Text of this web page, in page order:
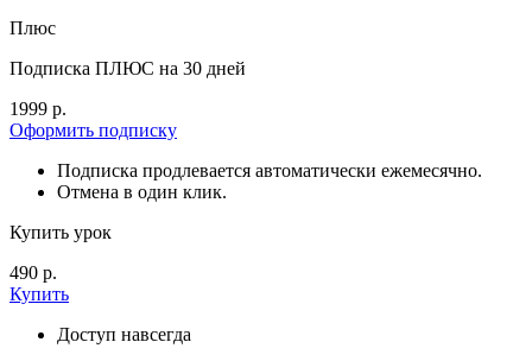
Плюс
Подписка ПЛЮС на 30 дней
1999 р.
Оформить подписку
Подписка продлевается автоматически ежемесячно.
Отмена в один клик.
Купить урок
490 р.
Купить
Доступ навсегда